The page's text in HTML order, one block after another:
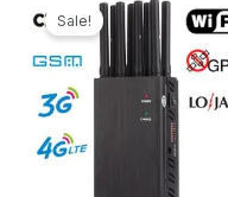
Sale!
Preis
war:
499,99€
Preis
ist:
199,99€.